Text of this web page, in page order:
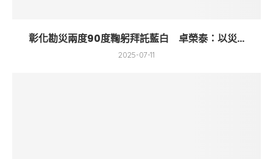
彰化勘災兩度90度鞠躬拜託藍白 卓榮泰：以災...
2025-07-11